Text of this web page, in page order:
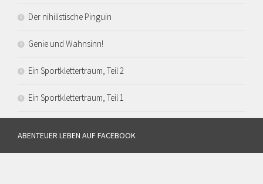
Der nihilistische Pinguin
Genie und Wahnsinn!
Ein Sportklettertraum, Teil 2
Ein Sportklettertraum, Teil 1
ABENTEUER LEBEN AUF FACEBOOK